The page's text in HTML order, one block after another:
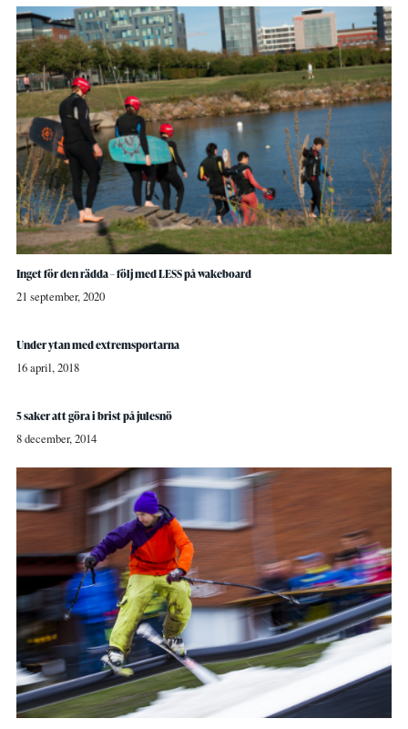
Inget för den rädda – följ med LESS på wakeboard
21 september, 2020
Under ytan med extremsportarna
16 april, 2018
5 saker att göra i brist på julesnö
8 december, 2014